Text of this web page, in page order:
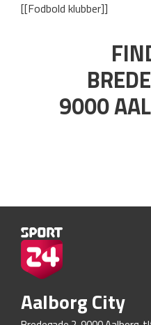
[[Fodbold klubber]]
9000
Aalborg City